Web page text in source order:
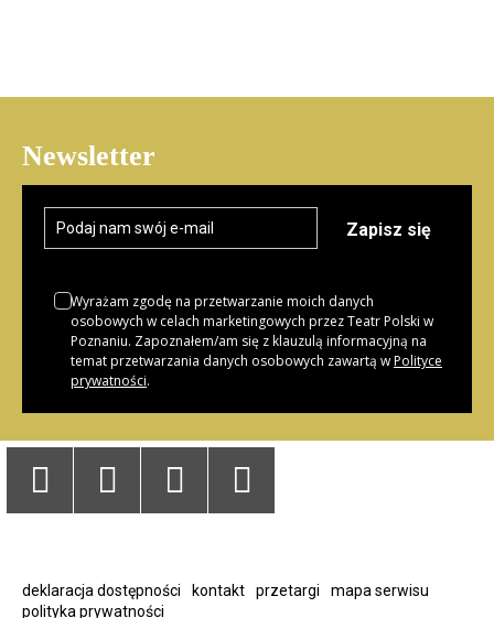
Newsletter
Zapisz się
Wyrażam zgodę na przetwarzanie moich danych
osobowych w celach marketingowych przez Teatr Polski w
Poznaniu. Zapoznałem/am się z klauzulą informacyjną na
temat przetwarzania danych osobowych zawartą wPolityce
prywatności.
YoutubeFacebook
Twitter
z Informacji
deklaracja dostępności kontakt przetargi
mapa serwisu
polityka prywatności